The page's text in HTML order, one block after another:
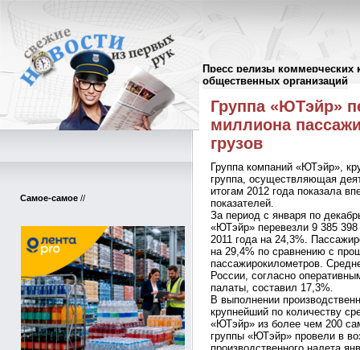
Пресс релизы коммерческих
общественных организаций
Самое-самое //
Пресс-релизы//
Группа «ЮТэйр»
миллиона
грузов
Группа компаний «ЮТэйр»,
группа, осуществляющая
итогам 2012 года показала
показателей.
За период с января по
«ЮТэйр» перевезли 9 385
2011 года на 24,3%.
на 29,4% по сравнению с
пассажирокилометров.
России, согласно
палаты, составил 17,3%.
В выполнении
крупнейший по количеству
«ЮТэйр» из более чем 200
группы «ЮТэйр» провели в